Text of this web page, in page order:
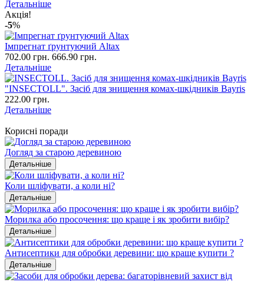
Детальніше
Акція!
-5%
Імпрегнат ґрунтуючий Altax
702.00 грн. 666.90 грн.
Детальніше
"INSECTOLL". Засіб для знищення комах-шкідників Bayris
222.00 грн.
Детальніше
Корисні поради
Догляд за старою деревиною
Детальніше
Коли шліфувати, а коли ні?
Детальніше
Морилка або просочення: що краще і як зробити вибір?
Детальніше
Антисептики для обробки деревини: що краще купити ?
Детальніше